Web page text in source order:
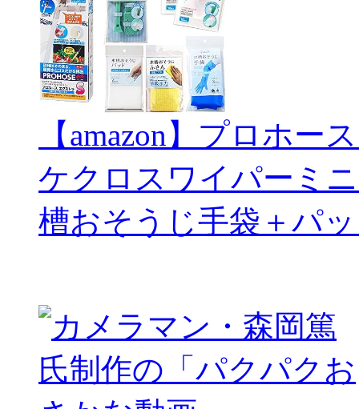
【amazon】プロホー
ケクロスワイパーミ
槽おそうじ手袋＋パ